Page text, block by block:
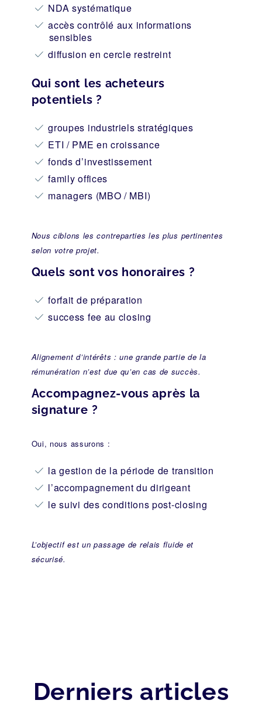
NDA systématique
accès contrôlé aux informations
sensibles
diffusion en cercle restreint
Qui sont les acheteurs
potentiels ?
groupes industriels stratégiques
ETI / PME en croissance
fonds d’investissement
family offices
managers (MBO / MBI)
Nous ciblons les contreparties les plus pertinentes
selon votre projet.
Quels sont vos honoraires ?
forfait de préparation
success fee au closing
Alignement d’intérêts : une grande partie de la
rémunération n’est due qu’en cas de succès.
Accompagnez-vous après la
signature ?
Oui, nous assurons :
la gestion de la période de transition
l’accompagnement du dirigeant
le suivi des conditions post-closing
L’objectif est un passage de relais fluide et
sécurisé.
Derniers articles